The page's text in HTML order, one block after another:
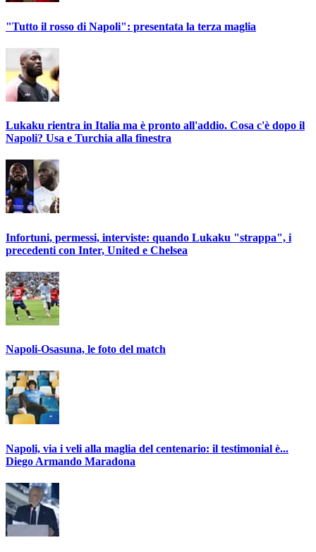
"Tutto il rosso di Napoli": presentata la terza maglia
Lukaku rientra in Italia ma è pronto all'addio. Cosa c'è dopo il
Napoli? Usa e Turchia alla finestra
Infortuni, permessi, interviste: quando Lukaku "strappa", i
precedenti con Inter, United e Chelsea
Napoli-Osasuna, le foto del match
Napoli, via i veli alla maglia del centenario: il testimonial è...
Diego Armando Maradona